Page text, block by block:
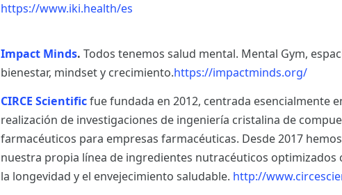
https://www.iki.health/es
Impact Minds. Todos tenemos salud mental. Mental Gym,
bienestar, mindset y crecimiento.https://impactminds.org/
CIRCE Scientificfue fundada en 2012, centrada esencialmente
realización de investigaciones de ingeniería cristalina de
farmacéuticos para empresas farmacéuticas. Desde 2017
nuestra propia línea de ingredientes nutracéuticos optimizados
la longevidad y el envejecimiento saludable. http://